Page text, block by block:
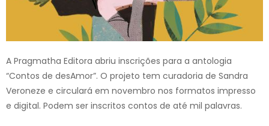
A Pragmatha Editora abriu inscrições para a antologia
“Contos de desAmor”. O projeto tem curadoria de Sandra
Veroneze e circulará em novembro nos formatos impresso
e digital. Podem ser inscritos contos de até mil palavras.